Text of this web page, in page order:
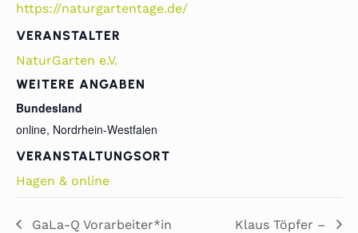
https://naturgartentage.de/
VERANSTALTUNGSORT
Hagen & online
VERANSTALTER
NaturGarten e.V.
WEITERE ANGABEN
Bundesland
online, Nordrhein-Westfalen
GaLa-Q Vorarbeiter*in
Klaus Töpfer –